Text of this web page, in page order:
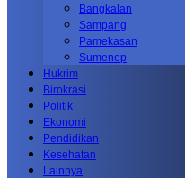
Bangkalan
Sampang
Pamekasan
Sumenep
Hukrim
Birokrasi
Politik
Ekonomi
Pendidikan
Kesehatan
Lainnya